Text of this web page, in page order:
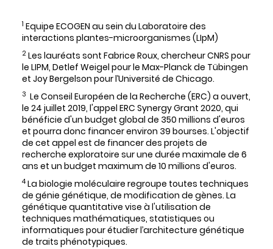
1 Equipe ECOGEN au sein du Laboratoire des
interactions plantes-microorganismes (LIpM)
2 Les lauréats sont Fabrice Roux, chercheur CNRS pour
le LIPM, Detlef Weigel pour le Max-Planck de Tübingen
et Joy Bergelson pour l’Université de Chicago.
3 Le Conseil Européen de la Recherche (ERC) a ouvert,
le 24 juillet 2019, l'appel ERC Synergy Grant 2020, qui
bénéficie d'un budget global de 350 millions d'euros
et pourra donc financer environ 39 bourses. L'objectif
de cet appel est de financer des projets de
recherche exploratoire sur une durée maximale de 6
ans et un budget maximum de 10 millions d'euros.
4 La biologie moléculaire regroupe toutes techniques
de génie génétique, de modification de gènes. La
génétique quantitative vise à l'utilisation de
techniques mathématiques, statistiques ou
informatiques pour étudier l’architecture génétique
de traits phénotypiques.